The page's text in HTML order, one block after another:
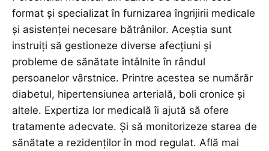
format și specializat în furnizarea îngrijirii medicale
și asistenței necesare bătrânilor. Aceștia sunt
instruiți să gestioneze diverse afecțiuni și
probleme de sănătate întâlnite în rândul
persoanelor vârstnice. Printre acestea se numărăr
diabetul, hipertensiunea arterială, boli cronice și
altele. Expertiza lor medicală îi ajută să ofere
tratamente adecvate. Și să monitorizeze starea de
sănătate a rezidenților în mod regulat. Află mai